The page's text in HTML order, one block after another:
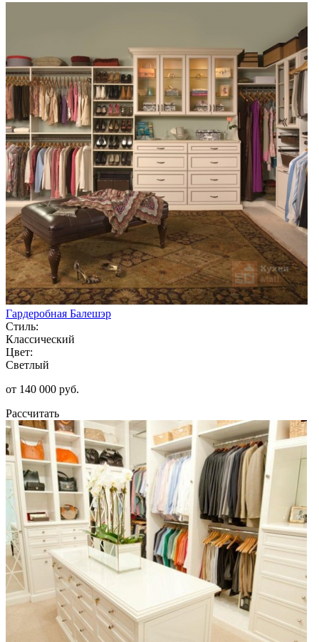
Гардеробная Балешэр
Стиль:
Классический
Цвет:
Светлый
от 140 000 руб.
Рассчитать